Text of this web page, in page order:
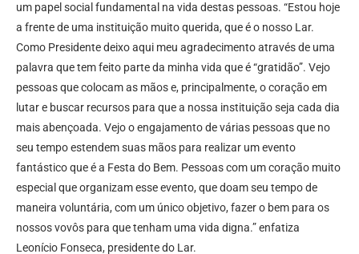
um papel social fundamental na vida destas pessoas. “Estou hoje
a frente de uma instituição muito querida, que é o nosso Lar.
Como Presidente deixo aqui meu agradecimento através de uma
palavra que tem feito parte da minha vida que é “gratidão”. Vejo
pessoas que colocam as mãos e, principalmente, o coração em
lutar e buscar recursos para que a nossa instituição seja cada dia
mais abençoada. Vejo o engajamento de várias pessoas que no
seu tempo estendem suas mãos para realizar um evento
fantástico que é a Festa do Bem. Pessoas com um coração muito
especial que organizam esse evento, que doam seu tempo de
maneira voluntária, com um único objetivo, fazer o bem para os
nossos vovôs para que tenham uma vida digna.” enfatiza
Leonício Fonseca, presidente do Lar.